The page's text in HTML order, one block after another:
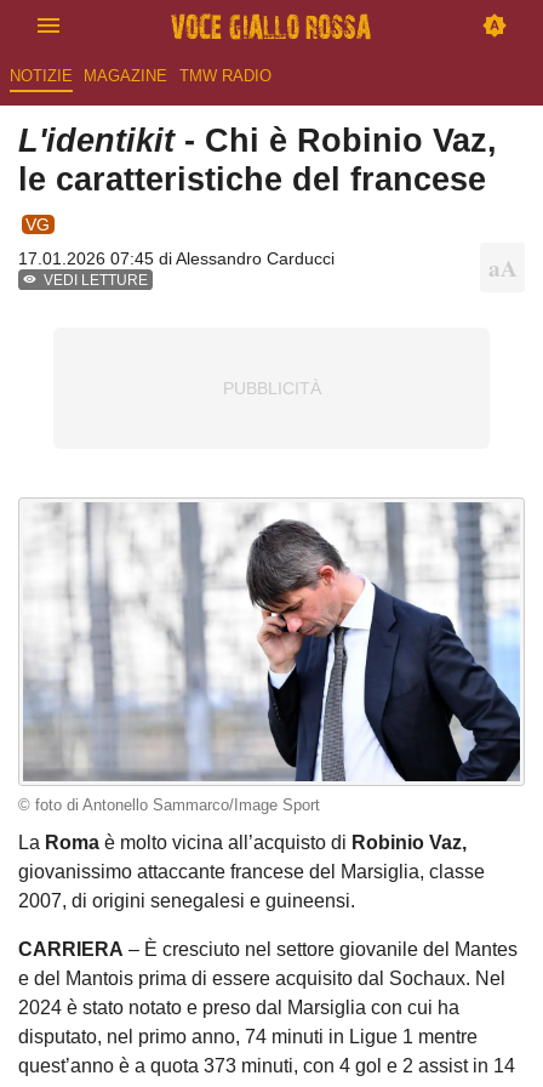
NOTIZIE MAGAZINE TMW RADIO
L'identikit- Chi è Robinio Vaz,
le caratteristiche del francese
VG
17.01.2026 07:45 diAlessandro Carducci
VEDI LETTURE
© foto di Antonello Sammarco/Image Sport
La Roma è molto vicina all’acquisto di Robinio Vaz,
giovanissimo attaccante francese del Marsiglia, classe
2007, di origini senegalesi e guineensi.
CARRIERA – È cresciuto nel settore giovanile del Mantes
e del Mantois prima di essere acquisito dal Sochaux. Nel
2024 è stato notato e preso dal Marsiglia con cui ha
disputato, nel primo anno, 74 minuti in Ligue 1 mentre
quest’anno è a quota 373 minuti, con 4 gol e 2 assist in 14